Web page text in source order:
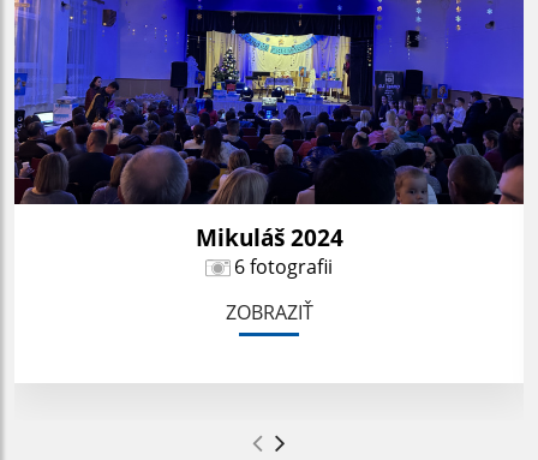
Mikuláš 2024
6 fotografii
ZOBRAZIŤ